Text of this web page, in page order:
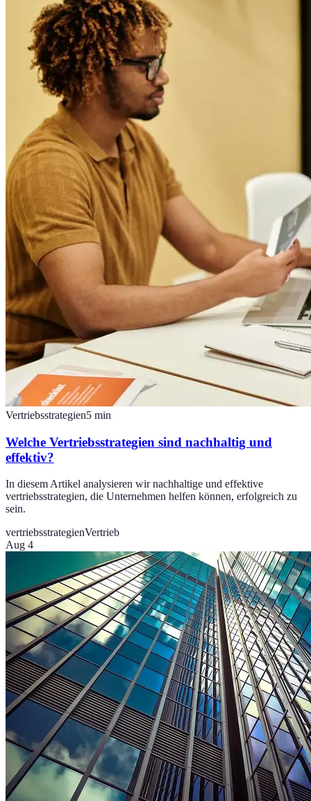
Vertriebsstrategien5 min
Welche Vertriebsstrategien sind nachhaltig und
effektiv?
In diesem Artikel analysieren wir nachhaltige und effektive
vertriebsstrategien, die Unternehmen helfen können, erfolgreich zu
sein.
vertriebsstrategienVertrieb
Aug 4